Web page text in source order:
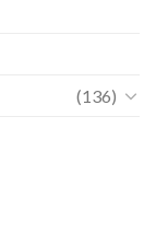
(136)